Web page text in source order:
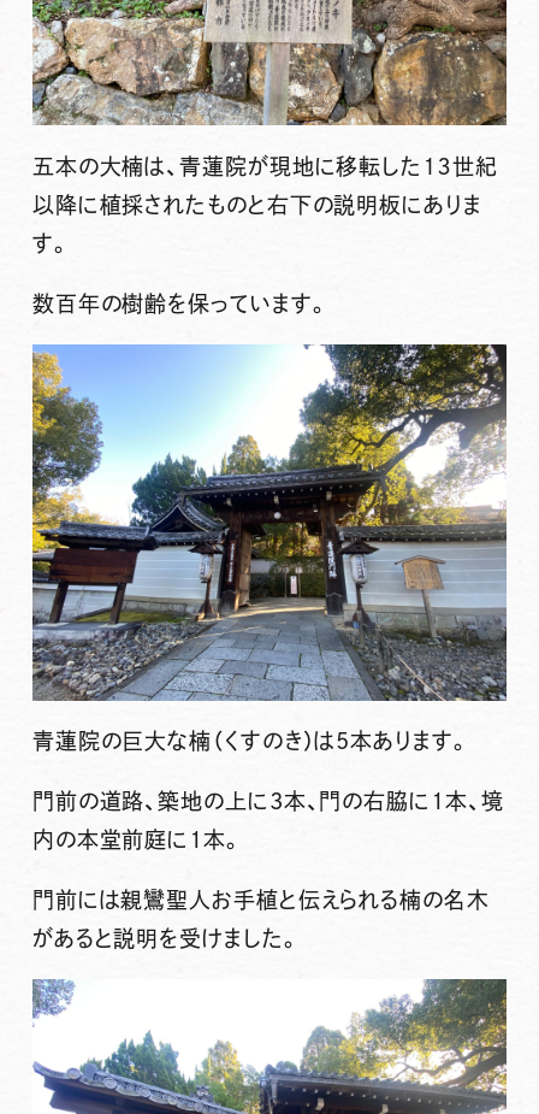
五本の大楠は、青蓮院が現地に移転した１３世紀
以降に植採されたものと右下の説明板にありま
す。
数百年の樹齢を保っています。
青蓮院の巨大な楠（くすのき）は5本あります。
門前の道路、築地の上に3本、門の右脇に1本、境
内の本堂前庭に1本。
門前には親鸞聖人お手植と伝えられる楠の名木
があると説明を受けました。